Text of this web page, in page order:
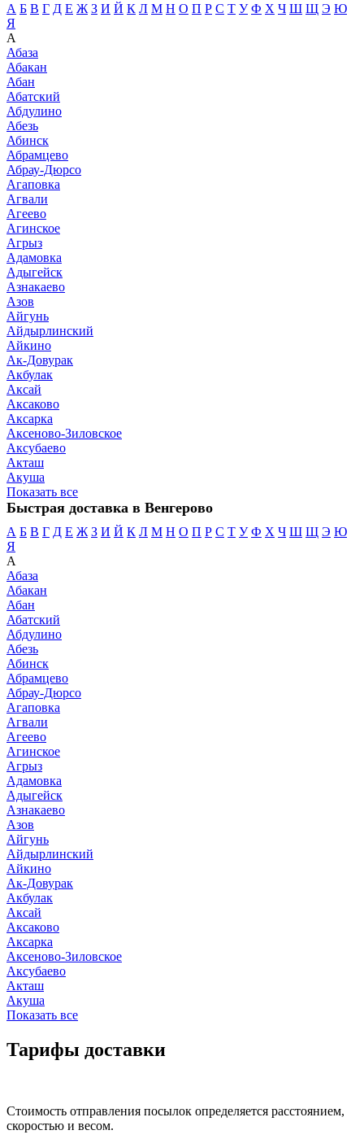
А Б В Г Д Е Ж З И Й К Л М Н О П Р С Т У Ф Х Ч Ш Щ Э Ю
Я
А
Абаза
Абакан
Абан
Абатский
Абдулино
Абезь
Абинск
Абрамцево
Абрау-Дюрсо
Агаповка
Агвали
Агеево
Агинское
Агрыз
Адамовка
Адыгейск
Азнакаево
Азов
Айгунь
Айдырлинский
Айкино
Ак-Довурак
Акбулак
Аксай
Аксаково
Аксарка
Аксеново-Зиловское
Аксубаево
Акташ
Акуша
Показать все
Быстрая доставка в Венгерово
А Б В Г Д Е Ж З И Й К Л М Н О П Р С Т У Ф Х Ч Ш Щ Э Ю
Я
А
Абаза
Абакан
Абан
Абатский
Абдулино
Абезь
Абинск
Абрамцево
Абрау-Дюрсо
Агаповка
Агвали
Агеево
Агинское
Агрыз
Адамовка
Адыгейск
Азнакаево
Азов
Айгунь
Айдырлинский
Айкино
Ак-Довурак
Акбулак
Аксай
Аксаково
Аксарка
Аксеново-Зиловское
Аксубаево
Акташ
Акуша
Показать все
Тарифы доставки
Стоимость отправления посылок определяется расстоянием,
скоростью и весом.